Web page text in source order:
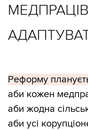
Реформу
аби кожен
аби жодна
аби усі